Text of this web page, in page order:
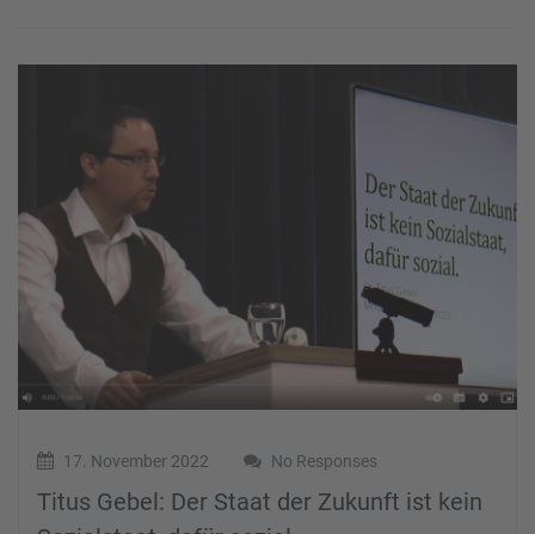
17. November 2022 No Responses
Titus Gebel: Der Staat der Zukunft ist kein